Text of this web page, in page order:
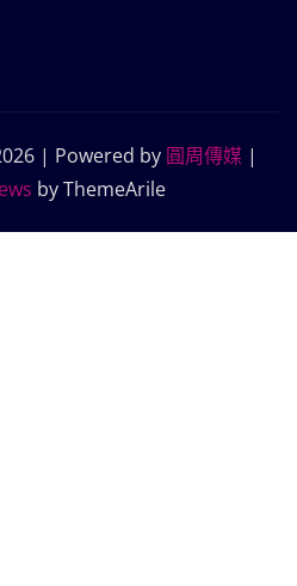
| Powered by 圓周傳媒 |
by ThemeArile